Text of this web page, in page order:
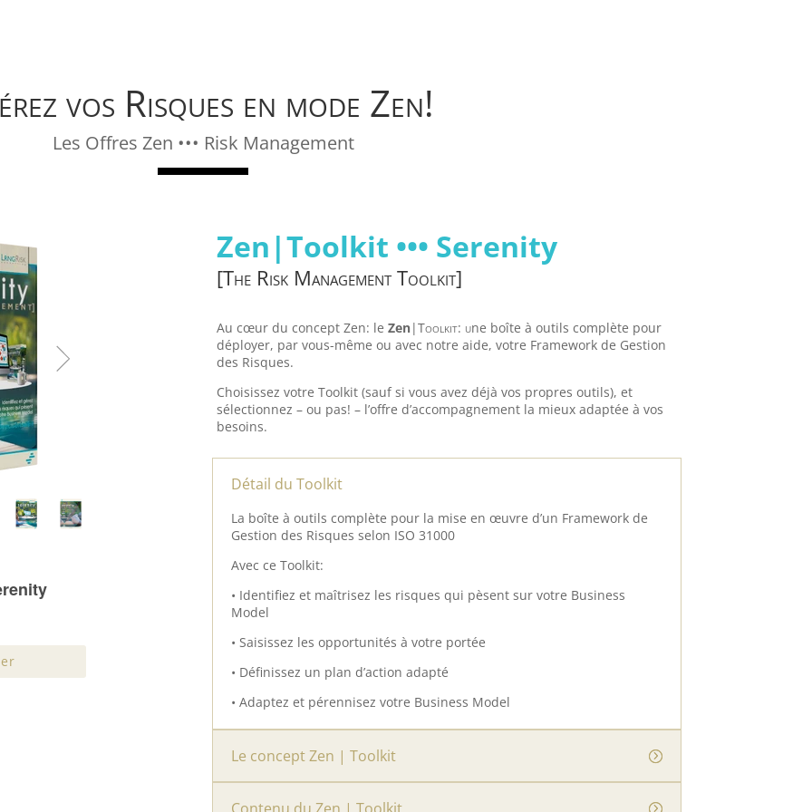
vos Risques en mode Zen!
Les Offres Zen ••• Risk Management
Zen|Toolkit ••• Serenity
[The Risk Management Toolkit]
Au cœur du concept Zen: le Zen|Toolkit: une boîte à outils complète pour
déployer, par vous-même ou avec notre aide, votre Framework de Gestion
des Risques.
Choisissez votre Toolkit (sauf si vous avez déjà vos propres outils), et
sélectionnez – ou pas! – l’offre d’accompagnement la mieux adaptée à vos
besoins.
Détail du Toolkit
La boîte à outils complète pour la mise en œuvre d’un Framework de
Gestion des Risques selon ISO 31000
Avec ce Toolkit:
• Identifiez et maîtrisez les risques qui pèsent sur votre Business
Model
• Saisissez les opportunités à votre portée
• Définissez un plan d’action adapté
• Adaptez et pérennisez votre Business Model
Le concept Zen | Toolkit